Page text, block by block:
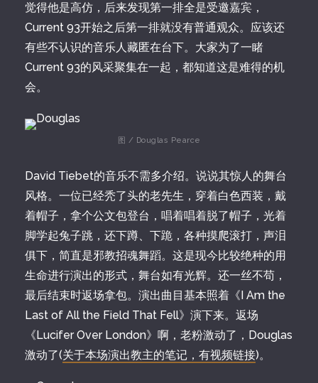
觉得他是高仿，后来发现第一排全是受邀嘉宾，
Current 93开始之后第一排就没有普通观众。应该还
有些不认识的音乐人藏匿在台下。大家为了一睹
Current 93的风采聚集在一起，都知道这是难得的机
会。
图 / Douglas Pearce
David Tiebet的音乐不需多介绍。说说其惊人的舞台
风格。一位已经秃了头的老先生，穿着白色西装，戴
着帽子，拿个公文包登台，唱着唱着脱了帽子，光着
脚学起兔子跳，还下蹲、下跪，各种摸爬滚打，声泪
俱下，简直是邪教招魂舞蹈。这是现今比较绝种的用
生命进行演出的形式，舞台如有光辉。还一丝不苟，
最后结束时返场拿包。演出曲目基本照着《I Am the
Last of All the Field That Fell》演下来。返场
《Lucifer Over London》啊，老粉激动了，Douglas
激动了(关于本场演出教主的笔记，有视频链接)。